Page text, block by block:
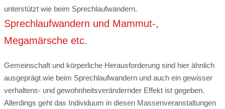
unterstützt wie beim Sprechlaufwandern.
Sprechlaufwandern und Mammut-,
Megamärsche etc.
Gemeinschaft und körperliche Herausforderung sind hier ähnlich
ausgeprägt wie beim Sprechlaufwandern und auch ein gewisser
verhaltens- und gewohnheitsverändernder Effekt ist gegeben.
Allerdings geht das Individuum in diesen Massenveranstaltungen